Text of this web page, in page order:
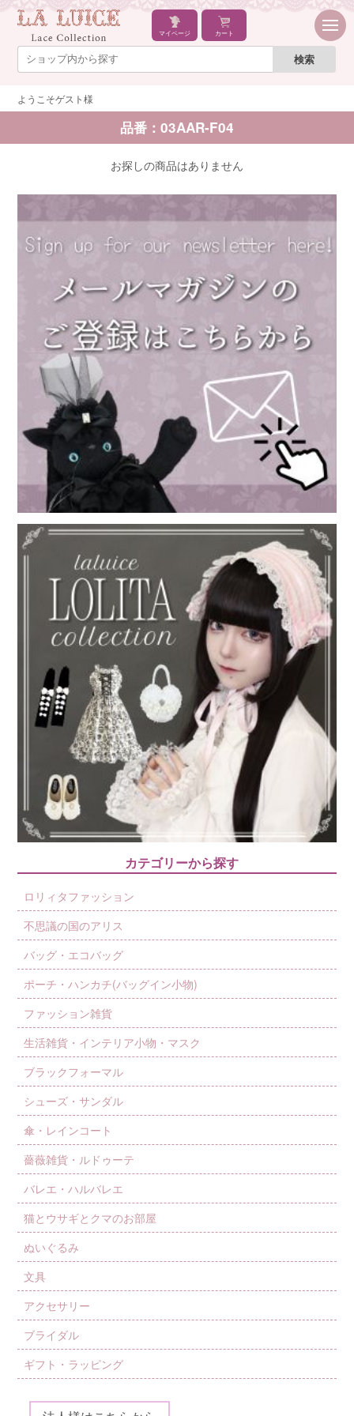
マイページ カート
ようこそゲスト様
品番：03AAR-F04
お探しの商品はありません
カテゴリーから探す
ロリィタファッション
不思議の国のアリス
バッグ・エコバッグ
ポーチ・ハンカチ(バッグイン小物)
ファッション雑貨
生活雑貨・インテリア小物・マスク
ブラックフォーマル
シューズ・サンダル
傘・レインコート
薔薇雑貨・ルドゥーテ
バレエ・ハルバレエ
猫とウサギとクマのお部屋
ぬいぐるみ
文具
アクセサリー
ブライダル
ギフト・ラッピング